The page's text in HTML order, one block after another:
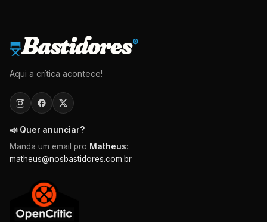
Bastidores®
Aqui a crítica acontece!
📣 Quer anunciar?
Manda um email pro Matheus:
matheus@nosbastidores.com.br